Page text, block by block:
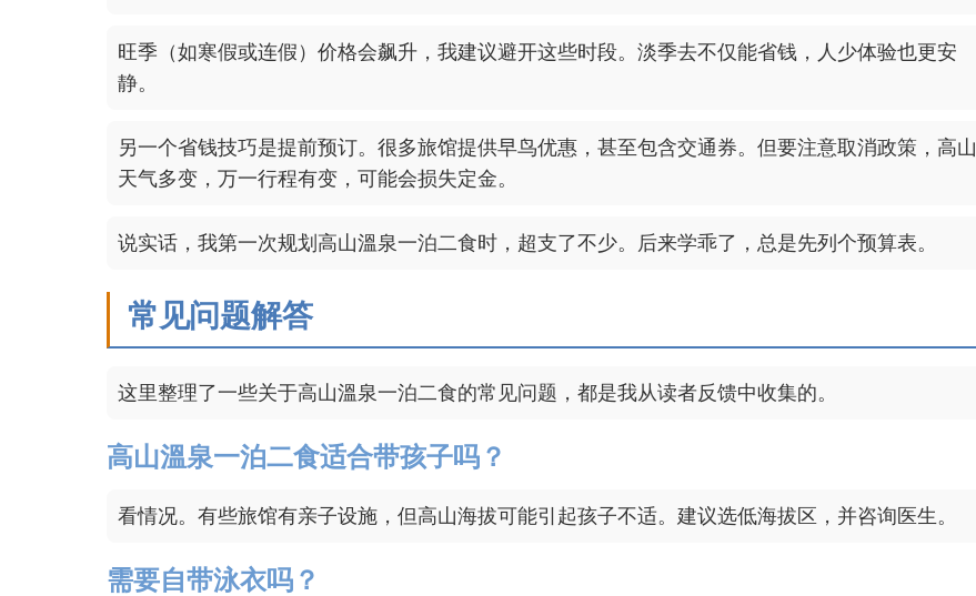
旺季（如寒假或连假）价格会飙升，我建议避开这些时段。淡季去不仅能省钱，人少体验也更安
静。
另一个省钱技巧是提前预订。很多旅馆提供早鸟优惠，甚至包含交通券。但要注意取消政策，高山
天气多变，万一行程有变，可能会损失定金。
说实话，我第一次规划高山溫泉一泊二食时，超支了不少。后来学乖了，总是先列个预算表。
常见问题解答
这里整理了一些关于高山溫泉一泊二食的常见问题，都是我从读者反馈中收集的。
高山溫泉一泊二食适合带孩子吗？
看情况。有些旅馆有亲子设施，但高山海拔可能引起孩子不适。建议选低海拔区，并咨询医生。
需要自带泳衣吗？